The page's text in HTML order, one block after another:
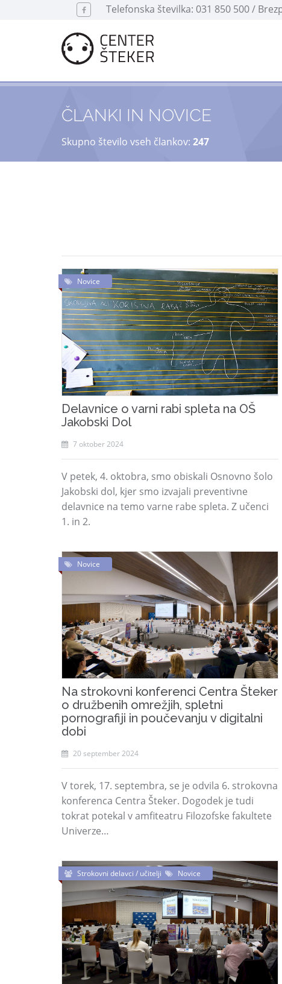
Telefonska številka: 031 850 500 /
ČLANKI IN NOVICE
Skupno število vseh člankov: 247
Novice
Delavnice o varni rabi spleta na OŠ
Jakobski Dol
7 oktober 2024
V petek, 4. oktobra, smo obiskali Osnovno šolo
Jakobski dol, kjer smo izvajali preventivne
delavnice na temo varne rabe spleta. Z učenci
1. in 2.
Novice
Na strokovni konferenci Centra Šteker
o družbenih omrežjih, spletni
pornografiji in poučevanju v digitalni
dobi
20 september 2024
V torek, 17. septembra, se je odvila 6. strokovna
konferenca Centra Šteker. Dogodek je tudi
tokrat potekal v amfiteatru Filozofske fakultete
Univerze…
Strokovni delavci / učitelji Novice